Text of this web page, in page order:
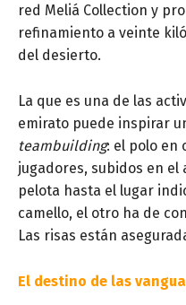
red Meliá Collection y
refinamiento a veinte
del desierto.
La que es una de las
emirato puede inspirar
teambuilding: el polo en
jugadores, subidos en el
pelota hasta el lugar
camello, el otro ha de
Las risas están
El destino de las